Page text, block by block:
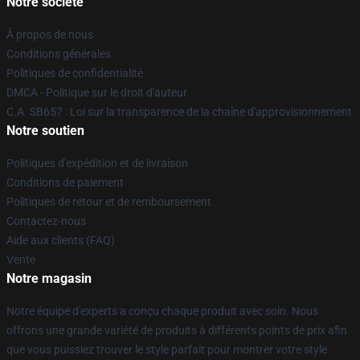
À propos de nous
Conditions générales
Politiques de confidentialité
DMCA - Politique sur le droit d'auteur
C.A. SB657 : Loi sur la transparence de la chaîne d'approvisionnement
Notre soutien
Politiques d'expédition et de livraison
Conditions de paiement
Politiques de retour et de remboursement
Contactez-nous
Aide aux clients (FAQ)
Vente
Notre magasin
Notre équipe d'experts a conçu chaque produit avec soin. Nous
offrons une grande variété de produits à différents points de prix afin
que vous puissiez trouver le style parfait pour montrer votre style